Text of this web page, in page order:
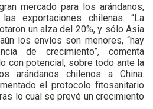
mercado para los arándanos,
exportaciones chilenas. “La
un alza del 20%, y sólo Asia
los envíos son menores, “hay
de crecimiento”, comenta
con potencial, sobre todo ante la
arándanos chilenos a China.
el protocolo fitosanitario
lo cual se prevé un crecimiento